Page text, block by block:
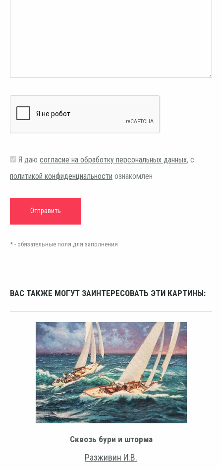
Я даю согласие на обработку персональных данных, с
политикой конфиденциальности ознакомлен
* - обязательные поля для заполнения
ВАС ТАКЖЕ МОГУТ ЗАИНТЕРЕСОВАТЬ ЭТИ КАРТИНЫ:
Сквозь бури и шторма
Разживин И.В.